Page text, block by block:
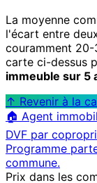
La moyenne
l'écart entre
couramment 20-
carte ci-dessus
immeuble sur 5
↑ Revenir à la
🏠 Agent
DVF par
Programme
commune.
Prix dans les